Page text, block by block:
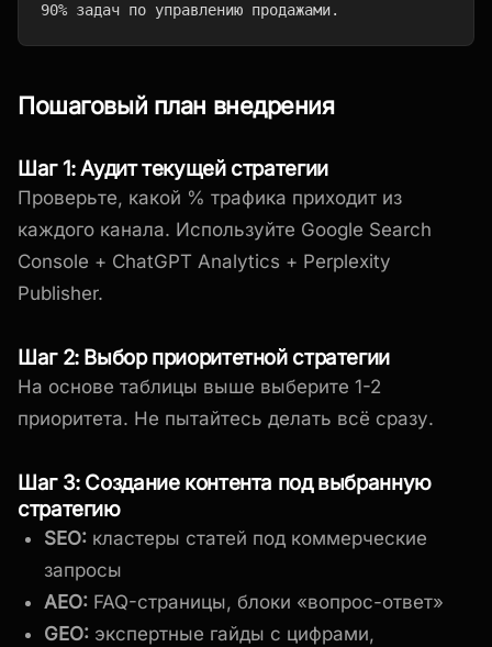
90% задач по управлению продажами.
Пошаговый план внедрения
Шаг 1: Аудит текущей стратегии
Проверьте, какой % трафика приходит из
каждого канала. Используйте Google Search
Console + ChatGPT Analytics + Perplexity
Publisher.
Шаг 2: Выбор приоритетной стратегии
На основе таблицы выше выберите 1-2
приоритета. Не пытайтесь делать всё сразу.
Шаг 3: Создание контента под выбранную
стратегию
SEO: кластеры статей под коммерческие
запросы
AEO: FAQ-страницы, блоки «вопрос-ответ»
GEO: экспертные гайды с цифрами,